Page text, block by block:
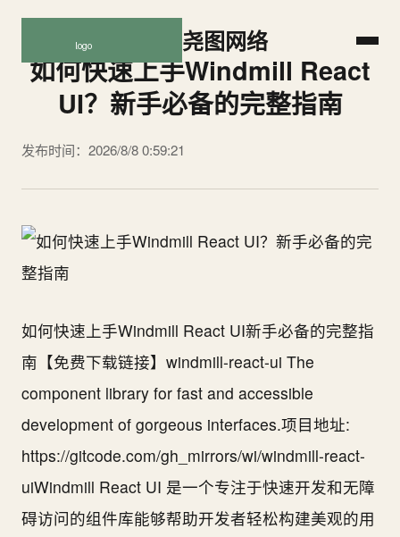
尧图网络
如何快速上手Windmill React
UI？新手必备的完整指南
发布时间：2026/8/8 0:59:21
如何快速上手Windmill React UI新手必备的完整指
南【免费下载链接】windmill-react-ui The
component library for fast and accessible
development of gorgeous interfaces.项目地址:
https://gitcode.com/gh_mirrors/wi/windmill-react-
uiWindmill React UI 是一个专注于快速开发和无障
碍访问的组件库能够帮助开发者轻松构建美观的用